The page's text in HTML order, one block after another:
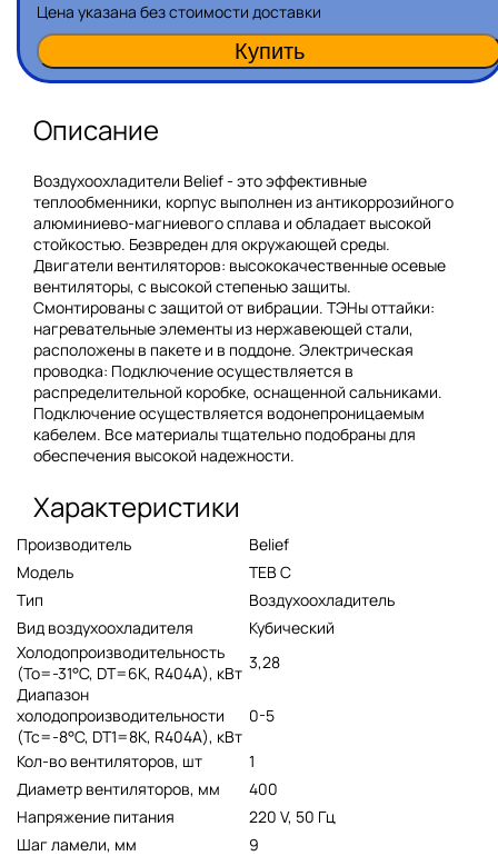
Цена указана без стоимости доставки
Описание
Воздухоохладители Belief - это эффективные
теплообменники, корпус выполнен из антикоррозийного
алюминиево-магниевого сплава и обладает высокой
стойкостью. Безвреден для окружающей среды.
Двигатели вентиляторов: высококачественные осевые
вентиляторы, с высокой степенью защиты.
Смонтированы с защитой от вибрации. ТЭНы оттайки:
нагревательные элементы из нержавеющей стали,
расположены в пакете и в поддоне. Электрическая
проводка: Подключение осуществляется в
распределительной коробке, оснащенной сальниками.
Подключение осуществляется водонепроницаемым
кабелем. Все материалы тщательно подобраны для
обеспечения высокой надежности.
Характеристики
Производитель
Belief
Модель
TEB C
Тип
Воздухоохладитель
Вид воздухоохладителя
Кубический
Холодопроизводительность
(To=-31°C, DT=6K, R404A), кВт
3,28
Диапазон
холодопроизводительности
(Tc=-8°C, DT1=8K, R404A), кВт
0-5
Кол-во вентиляторов, шт
1
Диаметр вентиляторов, мм
400
Напряжение питания
220 V, 50 Гц
Шаг ламели, мм
9